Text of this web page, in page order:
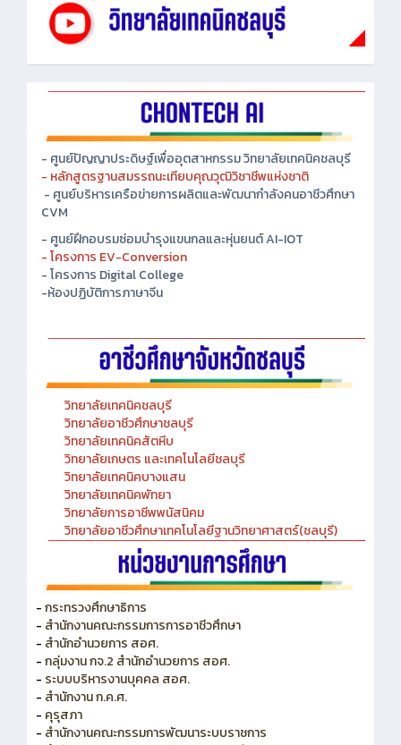
- ศูนย์ปัญญาประดิษฐ์เพื่ออุตสาหกรรม วิทยาลัยเทคนิคชลบุรี
- หลักสูตรฐานสมรรถนะเทียบคุณวุฒิวิชาชีพแห่งชาติ
- ศูนย์บริหารเครือข่ายการผลิตและพัฒนากำลังคนอาชีวศึกษา
CVM
- ศูนย์ฝึกอบรมซ่อมบำรุงแขนกลและหุ่นยนต์ AI-IOT
- โครงการ EV-Conversion
- โครงการ Digital College
วิทยาลัยเทคนิคชลบุรี
วิทยาลัยอาชีวศึกษาชลบุรี
วิทยาลัยเทคนิคสัตหีบ
วิทยาลัยเกษตร และเทคโนโลยีชลบุรี
วิทยาลัยเทคนิคบางแสน
วิทยาลัยเทคนิคพัทยา
วิทยาลัยการอาชีพพนัสนิคม
วิทยาลัยอาชีวศึกษาเทคโนโลยีฐานวิทยาศาสตร์(ชลบุรี)
- กระทรวงศึกษาธิการ
- สำนักงานคณะกรรมการการอาชีวศึกษา
- สำนักอำนวยการ สอศ.
- กลุ่มงาน กจ.2 สำนักอำนวยการ สอศ.
- ระบบบริหารงานบุคคล สอศ.
- สำนักงาน ก.ค.ศ.
- คุรุสภา